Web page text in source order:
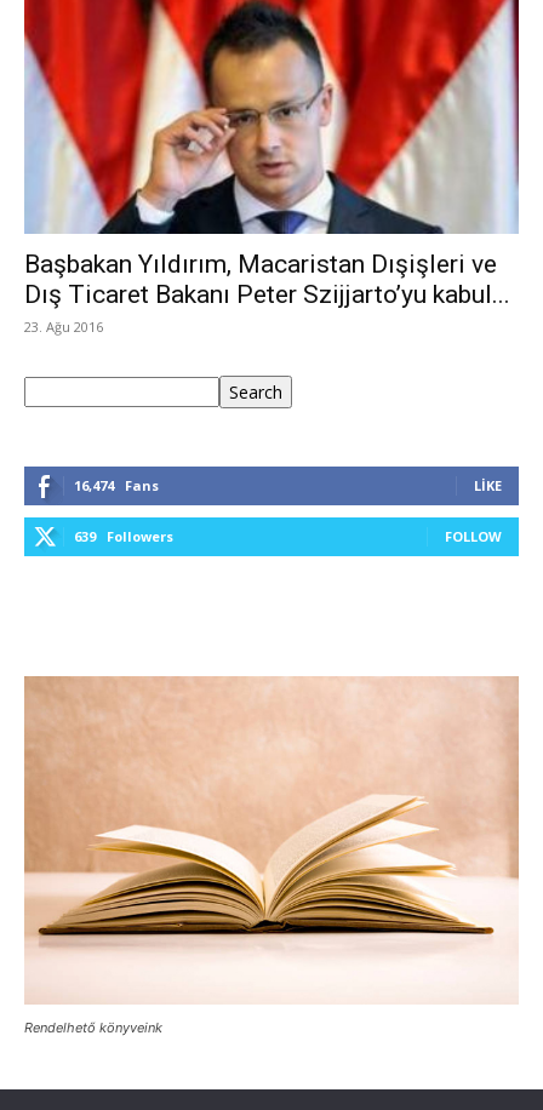
Başbakan Yıldırım, Macaristan Dışişleri ve
Dış Ticaret Bakanı Peter Szijjarto’yu kabul...
23. Ağu 2016
Search
16,474 Fans LIKE
639 Followers FOLLOW
Rendelhető könyveink